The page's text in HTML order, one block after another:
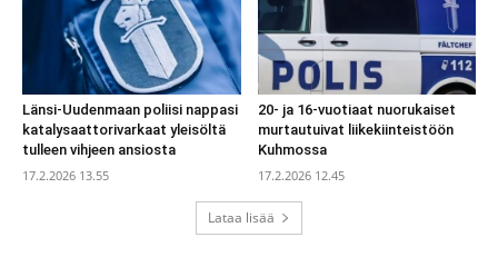
Länsi-Uudenmaan poliisi nappasi
katalysaattorivarkaat yleisöltä
tulleen vihjeen ansiosta
17.2.2026 13.55
20- ja 16-vuotiaat nuorukaiset
murtautuivat liikekiinteistöön
Kuhmossa
17.2.2026 12.45
Lataa lisää